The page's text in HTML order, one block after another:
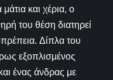
και χέρια, ο
του θέση διατηρεί
Δίπλα του
εξοπλισμένος
ένας άνδρας με